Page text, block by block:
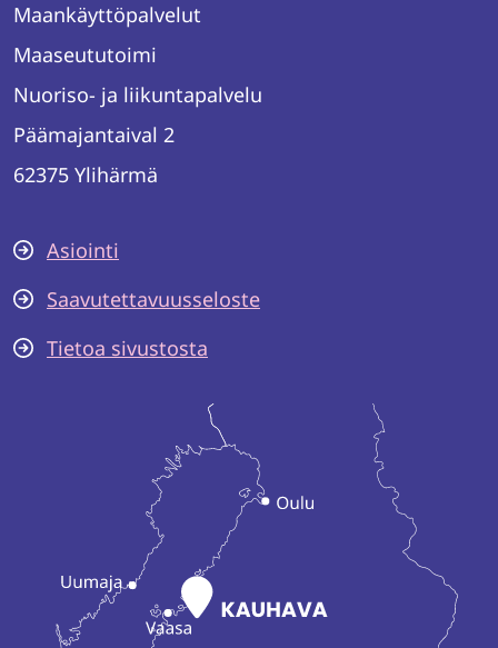
Maankäyttöpalvelut
Maaseututoimi
Nuoriso- ja liikuntapalvelu
Päämajantaival 2
62375 Ylihärmä
Asiointi
Saavutettavuusseloste
Tietoa sivustosta